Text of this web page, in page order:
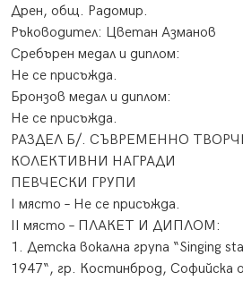
Дрен, общ. Радомир.
Ръководител: Цветан Азманов
Сребърен медал и диплом:
Не се присъжда.
Бронзов медал и диплом:
Не се присъжда.
РАЗДЕЛ Б/. СЪВРЕМЕННО
КОЛЕКТИВНИ НАГРАДИ
ПЕВЧЕСКИ ГРУПИ
І място – Не се присъжда.
ІІ място – ПЛАКЕТ И ДИПЛОМ:
1. Детска вокална група “Singing
1947“, гр. Костинброд, Софийска